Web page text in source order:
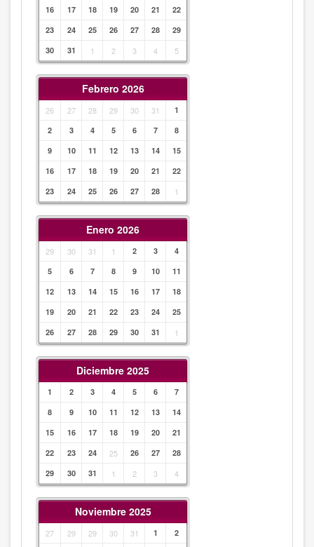
16
17 18 19 20 21
22
23
24 25 26 27 28
29
30
31 1 2 3 4 5
Febrero 2026
26 27 28 29 30 31
1
2
3 4 5 6 7
8
9
10 11 12 13 14
15
16
17 18 19 20 21
22
23
24 25 26 27 28 1
Enero 2026
29 30 31 1 2 3
4
5
6 7 8 9 10
11
12
13 14 15 16 17
18
19
20 21 22 23 24
25
26
27 28 29 30 31 1
Diciembre 2025
1 2 3 4 5 6
7
8
9 10 11 12 13
14
15
16 17 18 19 20
21
22
23 24 25 26 27
28
29
30 31 1 2 3 4
Noviembre 2025
27 29 29 30 31 1
2